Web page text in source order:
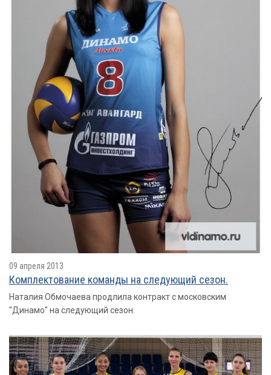
09 апреля 2013
Комплектование команды на следующий сезон.
Наталия Обмочаева продлила контракт с московским
"Динамо" на следующий сезон.